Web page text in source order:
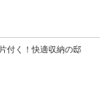
く！快適収納の邸